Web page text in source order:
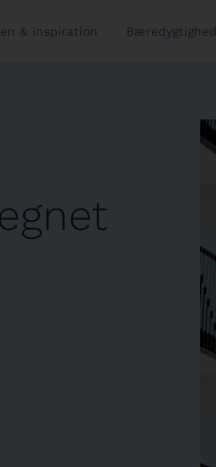
& inspiration Bæredygtighed